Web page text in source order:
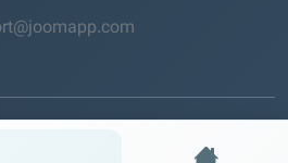
© 2026 JoomApp. تمامی حقوق محفوظ است.